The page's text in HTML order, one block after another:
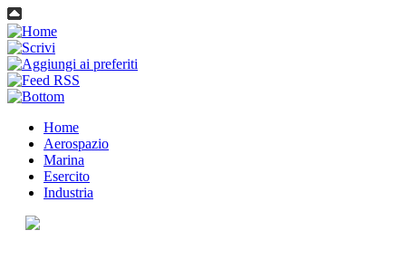
Home
Aerospazio
Marina
Esercito
Industria